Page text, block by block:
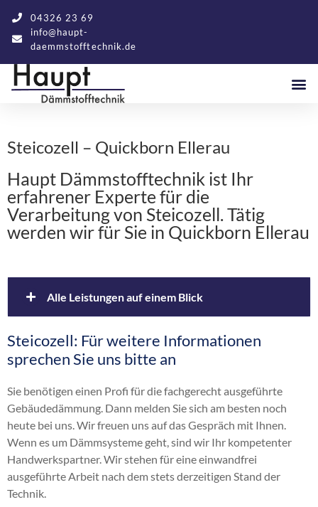
04326 23 69
info@haupt-
daemmstofftechnik.de
Steicozell – Quickborn Ellerau
Haupt Dämmstofftechnik ist Ihr
erfahrener Experte für die
Verarbeitung von Steicozell. Tätig
werden wir für Sie in Quickborn Ellerau
Alle Leistungen auf einem Blick
Altbaudämmung
Brandschutz Einblasdämmung
Dachdämmung
Dachschrägendämmung
Dämmung
Einblasdämmung
Einblasen
energetische Sanierung
Flachdachdämmung
Steicozell: Für weitere Informationen
sprechen Sie uns bitte an
Sie benötigen einen Profi für die fachgerecht ausgeführte
Gebäudedämmung. Dann melden Sie sich am besten noch
heute bei uns. Wir freuen uns auf das Gespräch mit Ihnen.
Wenn es um Dämmsysteme geht, sind wir Ihr kompetenter
Handwerkspartner. Wir stehen für eine einwandfrei
ausgeführte Arbeit nach dem stets derzeitigen Stand der
Technik.